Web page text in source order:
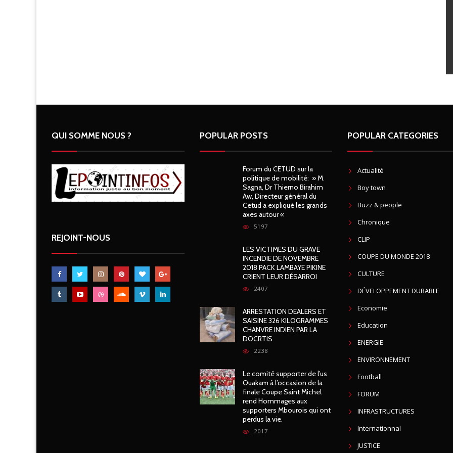
QUI SOMME NOUS ?
REJOINT-NOUS
POPULAR POSTS
Forum du CETUD sur la
politique de mobilité: » M.
Sagna, Dr Thierno Birahim
Aw, Directeur général du
Cetud a expliqué les grands
axes autour «
5197
LES VICTIMES DU GRAVE
INCENDIE DE NOVEMBRE
2018 PACK LAMBAYE PIKINE
CRIENT LEUR DÉSARROI
2407
ARRESTATION DEALERS ET
SAISINE 326 KILOGRAMMES
CHANVRE INDIEN PAR LA
DOCRTIS
2238
Le comité supporter de l’us
Ouakam à l’occasion de la
finale Coupe Saint Michel
rend Hommages aux
supporters Mbourois qui ont
perdus la vie.
2017
POPULAR CATEGORIES
Actualité
Boy town
Buzz & people
Chronique
CLIP
COUPE DU MONDE 2018
CULTURE
DÉVELOPPEMENT DURABLE
Economie
Education
ENERGIE
ENVIRONNEMENT
Football
FORUM
INFRASTRUCTURES
Internationnal
JUSTICE